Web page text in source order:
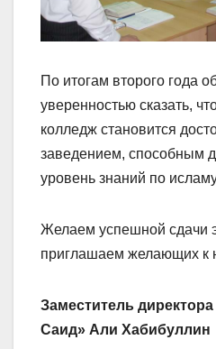
По итогам второго года
уверенностью сказать,
колледж становится
заведением, способным
уровень знаний по
Желаем успешной сдачи
приглашаем желающих к
Заместитель
Саид» Али Хабибуллин